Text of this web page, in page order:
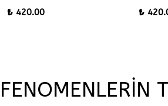
₺ 420.00 ₺
FENOMENLERİN